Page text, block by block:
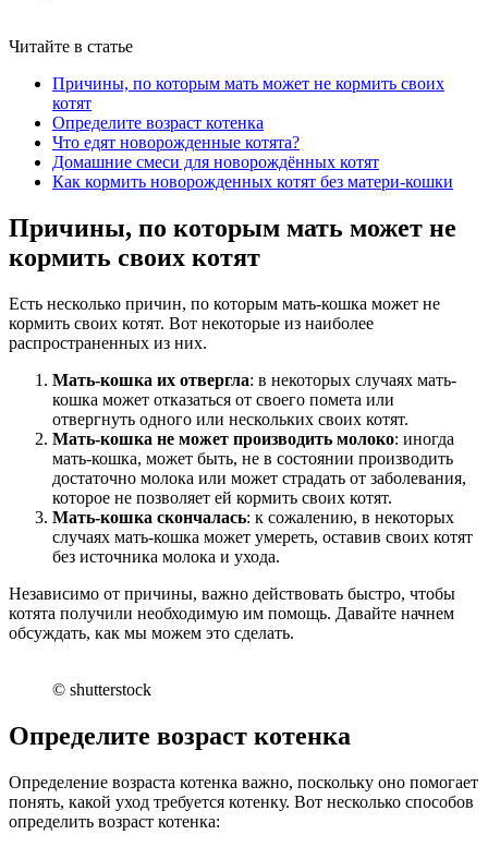
Читайте в статье
Причины, по которым мать может не кормить своих
котят
Определите возраст котенка
Что едят новорожденные котята?
Домашние смеси для новорождённых котят
Как кормить новорожденных котят без матери-кошки
Причины, по которым мать может не
кормить своих котят
Есть несколько причин, по которым мать-кошка может не
кормить своих котят. Вот некоторые из наиболее
распространенных из них.
Мать-кошка их отвергла: в некоторых случаях мать-
кошка может отказаться от своего помета или
отвергнуть одного или нескольких своих котят.
Мать-кошка не может производить молоко: иногда
мать-кошка, может быть, не в состоянии производить
достаточно молока или может страдать от заболевания,
которое не позволяет ей кормить своих котят.
Мать-кошка скончалась: к сожалению, в некоторых
случаях мать-кошка может умереть, оставив своих котят
без источника молока и ухода.
Независимо от причины, важно действовать быстро, чтобы
котята получили необходимую им помощь. Давайте начнем
обсуждать, как мы можем это сделать.
© shutterstock
Определите возраст котенка
Определение возраста котенка важно, поскольку оно помогает
понять, какой уход требуется котенку. Вот несколько способов
определить возраст котенка: